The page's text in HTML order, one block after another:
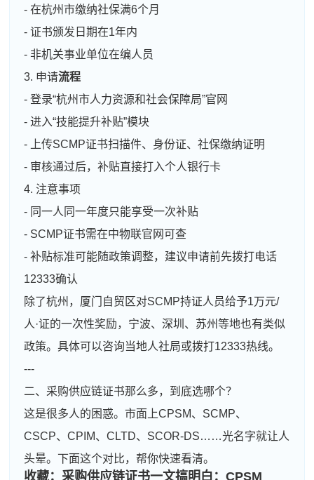
- 在杭州市缴纳社保满6个月
- 证书颁发日期在1年内
- 非机关事业单位在编人员
3. 申请流程
- 登录“杭州市人力资源和社会保障局”官网
- 进入“技能提升补贴”模块
- 上传SCMP证书扫描件、身份证、社保缴纳证明
- 审核通过后，补贴直接打入个人银行卡
4. 注意事项
- 同一人同一年度只能享受一次补贴
- SCMP证书需在中物联官网可查
- 补贴标准可能随政策调整，建议申请前先拨打电话
12333确认
除了杭州，厦门自贸区对SCMP持证人员给予1万元/
人·证的一次性奖励，宁波、深圳、苏州等地也有类似
政策。具体可以咨询当地人社局或拨打12333热线。
---
二、采购供应链证书那么多，到底选哪个？
这是很多人的困惑。市面上CPSM、SCMP、
CSCP、CPIM、CLTD、SCOR-DS……光名字就让人
头晕。下面这个对比，帮你快速看清。
收藏：采购供应链证书一文搞明白：CPSM